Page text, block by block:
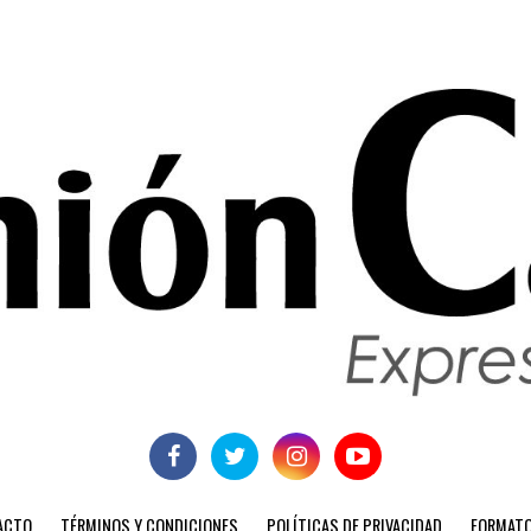
TÉRMINOS Y CONDICIONES POLÍTICAS DE PRIVACIDAD